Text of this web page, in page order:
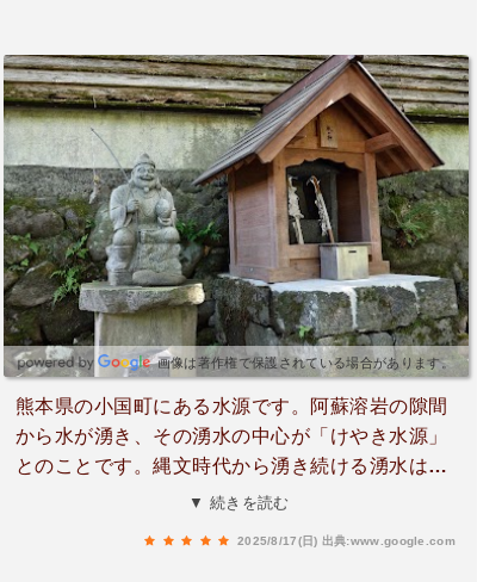
画像は著作権で保護されている場合があります。
熊本県の小国町にある水源です。阿蘇溶岩の隙間
から水が湧き、その湧水の中心が「けやき水源」
とのことです。縄文時代から湧き続ける湧水はと
ても神秘的な雰囲気で、地面からポコポコ湧き出
▼ 続きを読む
2025/8/17(日) 出典:www.google.com